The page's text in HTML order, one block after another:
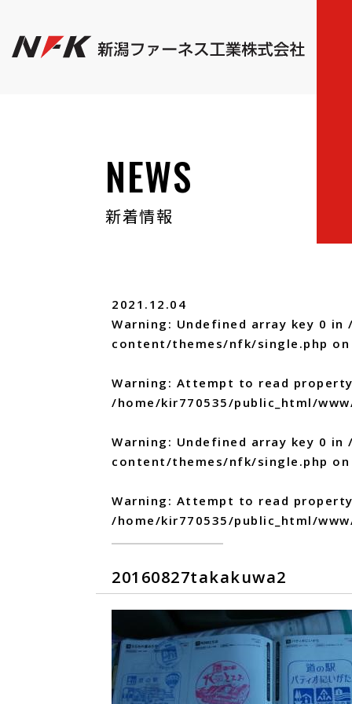
NEWS
新着情報
2021.12.04
Warning : Undefined array key 0 in
content/themes/nfk/single.php
Warning : Attempt to read
/home/kir770535/public_html/
Warning : Undefined array key 0 in
content/themes/nfk/single.php
Warning : Attempt to read
/home/kir770535/public_html/
20160827takakuwa2